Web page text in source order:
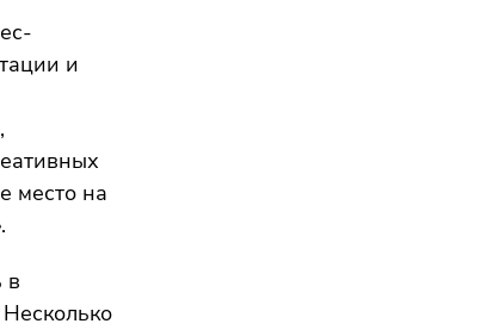
и
место на
в